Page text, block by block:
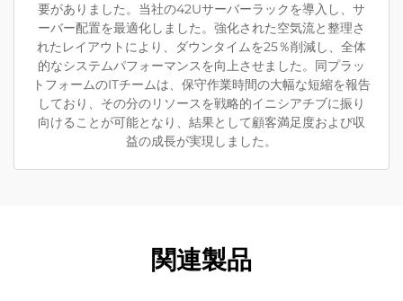
要がありました。当社の42Uサーバーラックを導入し、サ
ーバー配置を最適化しました。強化された空気流と整理さ
れたレイアウトにより、ダウンタイムを25％削減し、全体
的なシステムパフォーマンスを向上させました。同プラッ
トフォームのITチームは、保守作業時間の大幅な短縮を報告
しており、その分のリソースを戦略的イニシアチブに振り
向けることが可能となり、結果として顧客満足度および収
益の成長が実現しました。
関連製品